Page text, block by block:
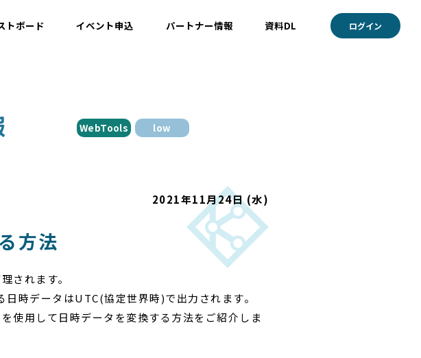
トボード イベント申込 パートナー情報 資料DL ログイン
WebTools low
2021年11月24日 (水)
方法
されます。
時データはUTC(協定世界時)で出力されます。
使用して日時データを変換する方法をご紹介しま